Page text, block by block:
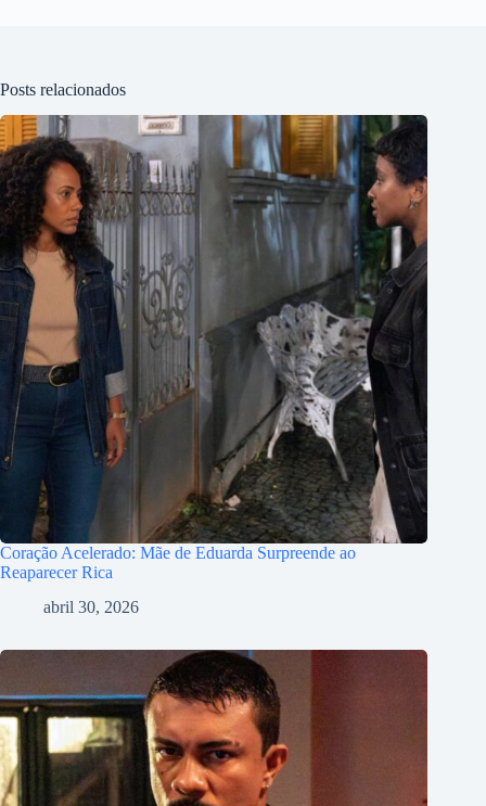
Posts relacionados
Coração Acelerado: Mãe de Eduarda Surpreende ao
Reaparecer Rica
abril 30, 2026